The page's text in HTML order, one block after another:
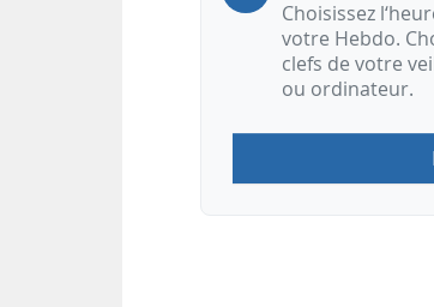
Choisissez
votre Hebdo.
clefs de votre
ou ordinateur.